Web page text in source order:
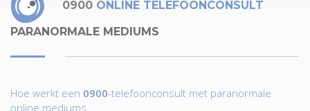
0900 ONLINE TELEFOONCONSULT
PARANORMALE MEDIUMS
Hoe werkt een 0900-telefoonconsult met paranormale
online mediums.